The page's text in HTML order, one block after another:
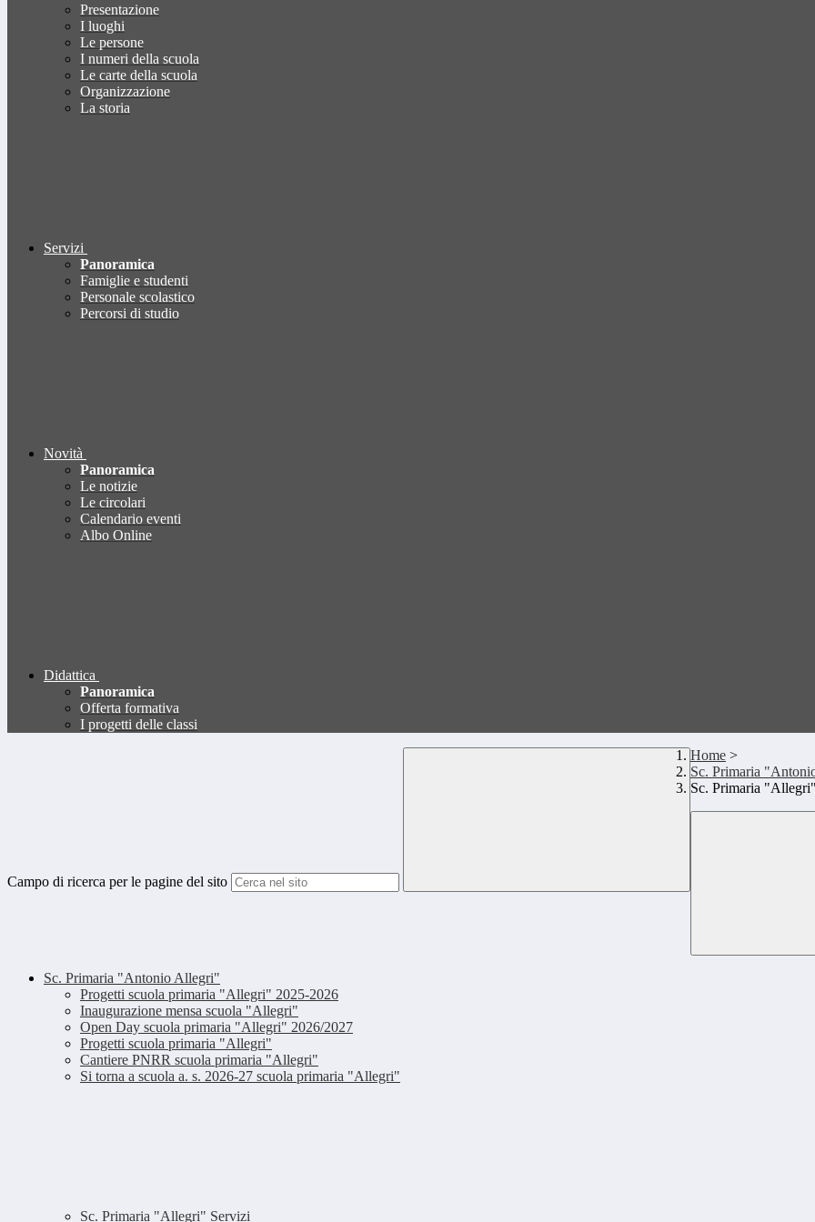
Presentazione
I luoghi
Le persone
I numeri della scuola
Le carte della scuola
Organizzazione
La storia
Servizi
Panoramica
Famiglie e studenti
Personale scolastico
Percorsi di studio
Novità
Panoramica
Le notizie
Le circolari
Calendario eventi
Albo Online
Didattica
Panoramica
Offerta formativa
I progetti delle classi
Campo di ricerca per le pagine del sito
Home >
Sc. Primaria
Sc. Primaria
Sc. Primaria "Antonio Allegri"
Progetti scuola primaria "Allegri" 2025-2026
Inaugurazione mensa scuola "Allegri"
Open Day scuola primaria "Allegri" 2026/2027
Progetti scuola primaria "Allegri"
Cantiere PNRR scuola primaria "Allegri"
Si torna a scuola a. s. 2026-27 scuola primaria "Allegri"
Sc. Primaria "Allegri" Servizi